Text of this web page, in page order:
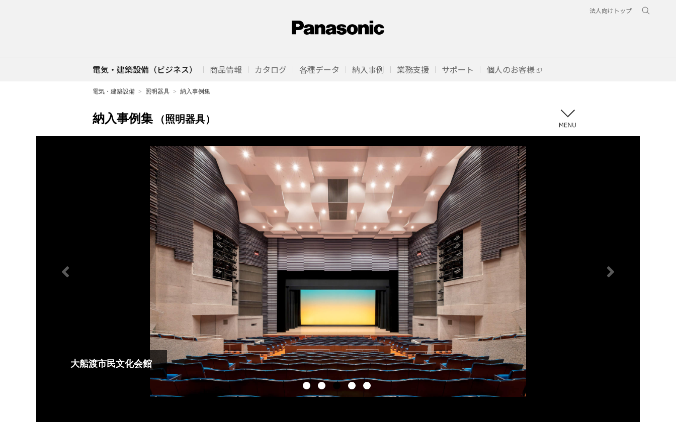
法人向けトップ
電気・建築設備（ビジネス） 商品情報 カタログ 各種データ 納入事例 業務支援 サポート 個人のお客様
電気・建築設備 照明器具 納入事例集
納入事例集 （照明器具）
大船渡市民文化会館